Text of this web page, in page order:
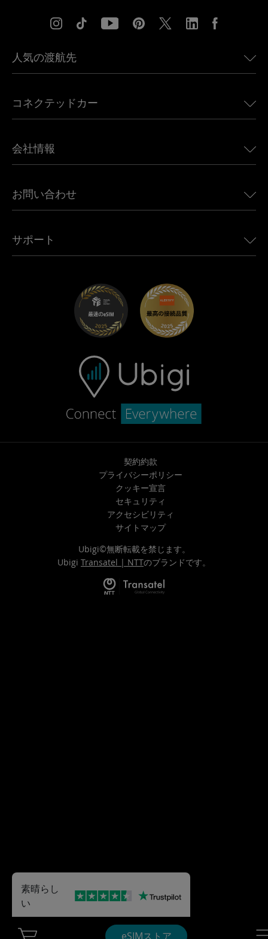
eSIMストア
人気の渡航先
ヨーロッパ向けeSIM
カナダ向けeSIM
アフリカ向けeSIM
すべての目的地を見る
コネクテッドカー
Land Rover向けUbigi
Jeep向けUbigi
Mini向けUbigi
Maserati向けUbigi
会社情報
Ubigi関連プレス
Ubigiアプリ
お問い合わせ
アフェリエイトプログラム
サポート
トラブルシューティング
ヘルプセンター
お問い合わせ先
契約約款
プライバシーポリシー
クッキー宣言
セキュリティ
アクセシビリティ
サイトマップ
Ubigi©無断転載を禁じます。
Ubigi Transatel | NTTのブランドです。
素晴らし
い